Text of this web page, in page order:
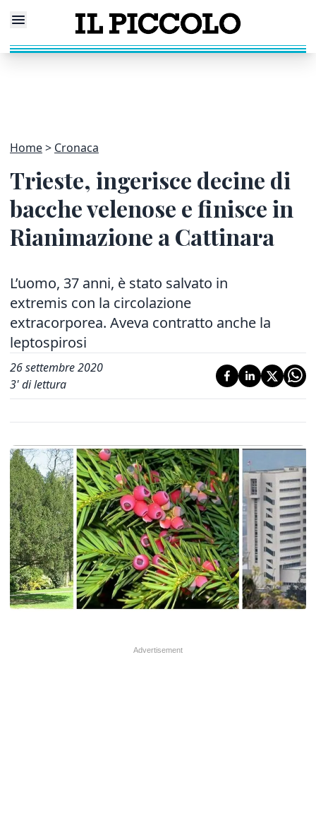
Home Cronaca
Trieste, ingerisce decine di
bacche velenose e finisce in
Rianimazione a Cattinara
L’uomo, 37 anni, è stato salvato in
extremis con la circolazione
extracorporea. Aveva contratto anche la
leptospirosi
26 settembre 2020
3' di lettura